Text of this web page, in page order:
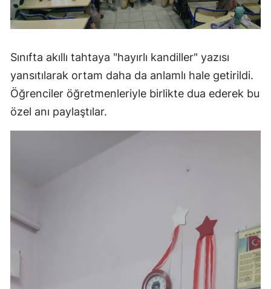
Sınıfta akıllı tahtaya "hayırlı kandiller" yazısı
yansıtılarak ortam daha da anlamlı hale getirildi.
Öğrenciler öğretmenleriyle birlikte dua ederek bu
özel anı paylaştılar.